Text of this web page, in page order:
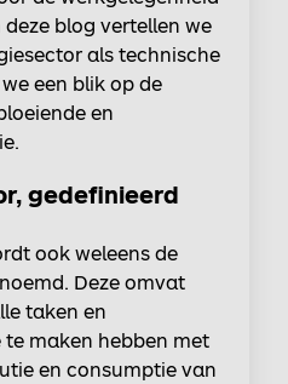
blog vertellen we
als technische
een blik op de
en
gedefinieerd
ook weleens de
Deze omvat
taken en
maken hebben met
en consumptie van